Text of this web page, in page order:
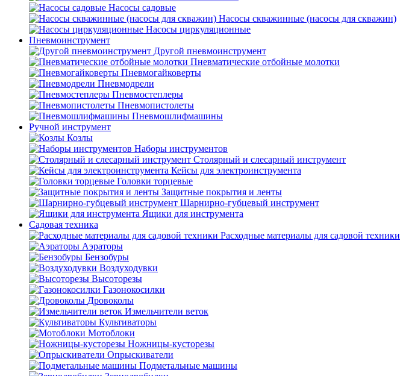
Насосы садовые
Насосы скважинные (насосы для скважин)
Насосы циркуляционные
Пневмоинструмент
Другой пневмоинструмент
Пневматические отбойные молотки
Пневмогайковерты
Пневмодрели
Пневмостеплеры
Пневмопистолеты
Пневмошлифмашины
Ручной инструмент
Козлы
Наборы инструментов
Столярный и слесарный инструмент
Кейсы для электроинструмента
Головки торцевые
Защитные покрытия и ленты
Шарнирно-губцевый инструмент
Ящики для инструмента
Садовая техника
Расходные материалы для садовой техники
Аэраторы
Бензобуры
Воздуходувки
Высоторезы
Газонокосилки
Дровоколы
Измельчители веток
Культиваторы
Мотоблоки
Ножницы-кусторезы
Опрыскиватели
Подметальные машины